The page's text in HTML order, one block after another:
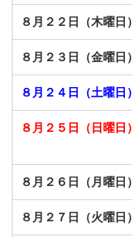
８月２２日（木曜日）
８月２３日（金曜日）
８月２４日（土曜日）
８月２５日（日曜日）
８月２６日（月曜日）
８月２７日（火曜日）